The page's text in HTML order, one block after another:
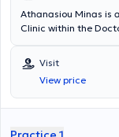
Athanasiou Minas is
Clinic within the
Studiorum"
obtained his
successful training
"Amalia Fleming,"
Visit
View price